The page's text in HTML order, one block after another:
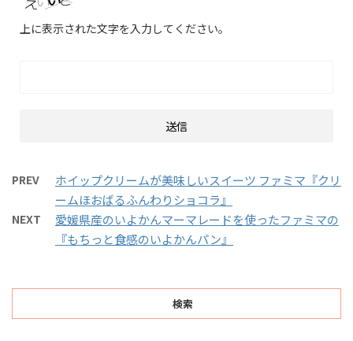
上に表示された文字を入力してください。
PREV
ホイップクリームが美味しいスイーツ ファミマ『クリ
ームほおばるふんわりショコラ』
NEXT
愛媛県産のいよかんマーマレードを使ったファミマの
『もちっと食感のいよかんパン』
検索